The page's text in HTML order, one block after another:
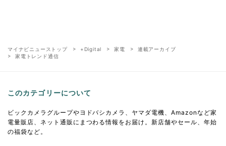
マイナビニューストップ +Digital 家電
連載アーカイブ
家電トレンド通信
このカテゴリーについて
ビックカメラグループやヨドバシカメラ、ヤマダ電機、Amazonなど家
電量販店、ネット通販にまつわる情報をお届け。新店舗やセール、年始
の福袋など。